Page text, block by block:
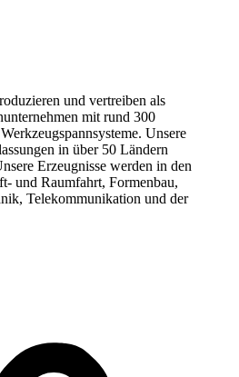
und vertreiben als
mit rund 300
Unsere
in über 50 Ländern
Erzeugnisse werden in den
und Raumfahrt, Formenbau,
Telekommunikation und der